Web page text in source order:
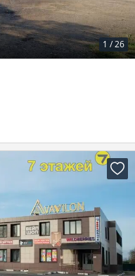
1 /26